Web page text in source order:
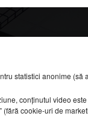
statistici anonime
conținutul video
(fără cookie-uri de
SRL.